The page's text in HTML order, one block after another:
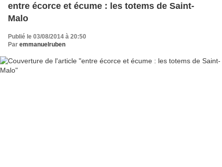
entre écorce et écume : les totems de Saint-
Malo
Publié le 03/08/2014 à 20:50
Par emmanuelruben